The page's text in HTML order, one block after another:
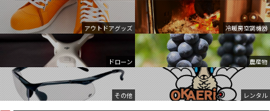
アウトドアグッズ 冷暖房空調機器
ドローン 農産物
その他 レンタル